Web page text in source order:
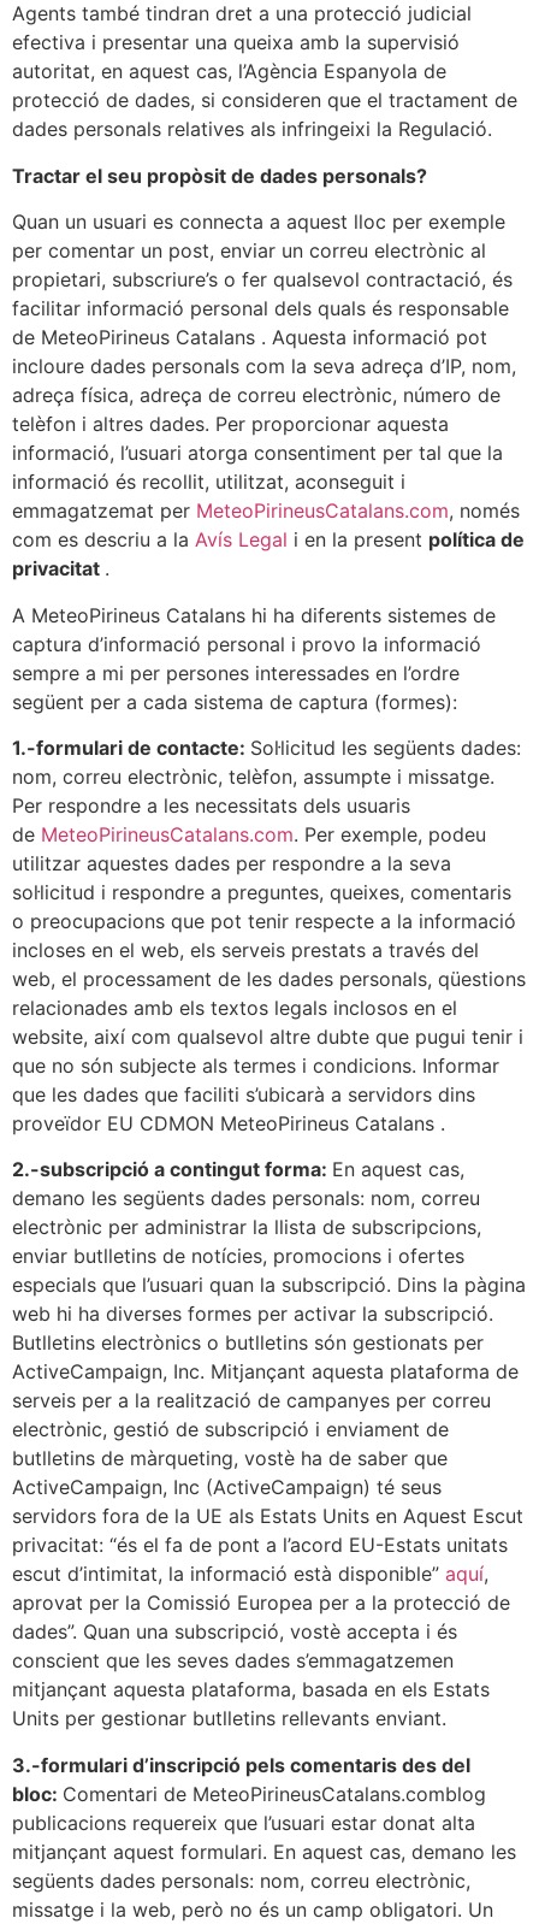
Agents també tindran dret a una protecció judicial
efectiva i presentar una queixa amb la supervisió
autoritat, en aquest cas, l’Agència Espanyola de
protecció de dades, si consideren que el tractament de
dades personals relatives als infringeixi la Regulació.
Tractar el seu propòsit de dades personals?
Quan un usuari es connecta a aquest lloc per exemple
per comentar un post, enviar un correu electrònic al
propietari, subscriure’s o fer qualsevol contractació, és
facilitar informació personal dels quals és responsable
de MeteoPirineus Catalans . Aquesta informació pot
incloure dades personals com la seva adreça d’IP, nom,
adreça física, adreça de correu electrònic, número de
telèfon i altres dades. Per proporcionar aquesta
informació, l’usuari atorga consentiment per tal que la
informació és recollit, utilitzat, aconseguit i
emmagatzemat per MeteoPirineusCatalans.com, només
com es descriu a la Avís Legal i en la present política de
privacitat .
A MeteoPirineus Catalans hi ha diferents sistemes de
captura d’informació personal i provo la informació
sempre a mi per persones interessades en l’ordre
següent per a cada sistema de captura (formes):
1.-formulari de contacte: Sol·licitud les següents dades:
nom, correu electrònic, telèfon, assumpte i missatge.
Per respondre a les necessitats dels usuaris
de MeteoPirineusCatalans.com. Per exemple, podeu
utilitzar aquestes dades per respondre a la seva
sol·licitud i respondre a preguntes, queixes, comentaris
o preocupacions que pot tenir respecte a la informació
incloses en el web, els serveis prestats a través del
web, el processament de les dades personals, qüestions
relacionades amb els textos legals inclosos en el
website, així com qualsevol altre dubte que pugui tenir i
que no són subjecte als termes i condicions. Informar
que les dades que faciliti s’ubicarà a servidors dins
proveïdor EU CDMON MeteoPirineus Catalans .
2.-subscripció a contingut forma: En aquest cas,
demano les següents dades personals: nom, correu
electrònic per administrar la llista de subscripcions,
enviar butlletins de notícies, promocions i ofertes
especials que l’usuari quan la subscripció. Dins la pàgina
web hi ha diverses formes per activar la subscripció.
Butlletins electrònics o butlletins són gestionats per
ActiveCampaign, Inc. Mitjançant aquesta plataforma de
serveis per a la realització de campanyes per correu
electrònic, gestió de subscripció i enviament de
butlletins de màrqueting, vostè ha de saber que
ActiveCampaign, Inc (ActiveCampaign) té seus
servidors fora de la UE als Estats Units en Aquest Escut
privacitat: “és el fa de pont a l’acord EU-Estats unitats
escut d’intimitat, la informació està disponible” aquí,
aprovat per la Comissió Europea per a la protecció de
dades”. Quan una subscripció, vostè accepta i és
conscient que les seves dades s’emmagatzemen
mitjançant aquesta plataforma, basada en els Estats
Units per gestionar butlletins rellevants enviant.
3.-formulari d’inscripció pels comentaris des del
bloc: Comentari de MeteoPirineusCatalans.comblog
publicacions requereix que l’usuari estar donat alta
mitjançant aquest formulari. En aquest cas, demano les
següents dades personals: nom, correu electrònic,
missatge i la web, però no és un camp obligatori. Un